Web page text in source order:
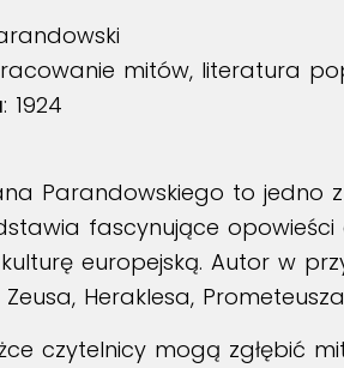
mitów, literatura
: 1924
Parandowskiego to jedno z
fascynujące
kulturę europejską. Autor w
Heraklesa,
czytelnicy mogą zgłębić